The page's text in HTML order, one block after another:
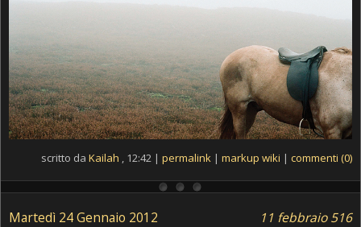
scritto da Kailah , 12:42 | permalink | markup wiki | commenti (0)
11 febbraio 516
Martedì 24 Gennaio 2012